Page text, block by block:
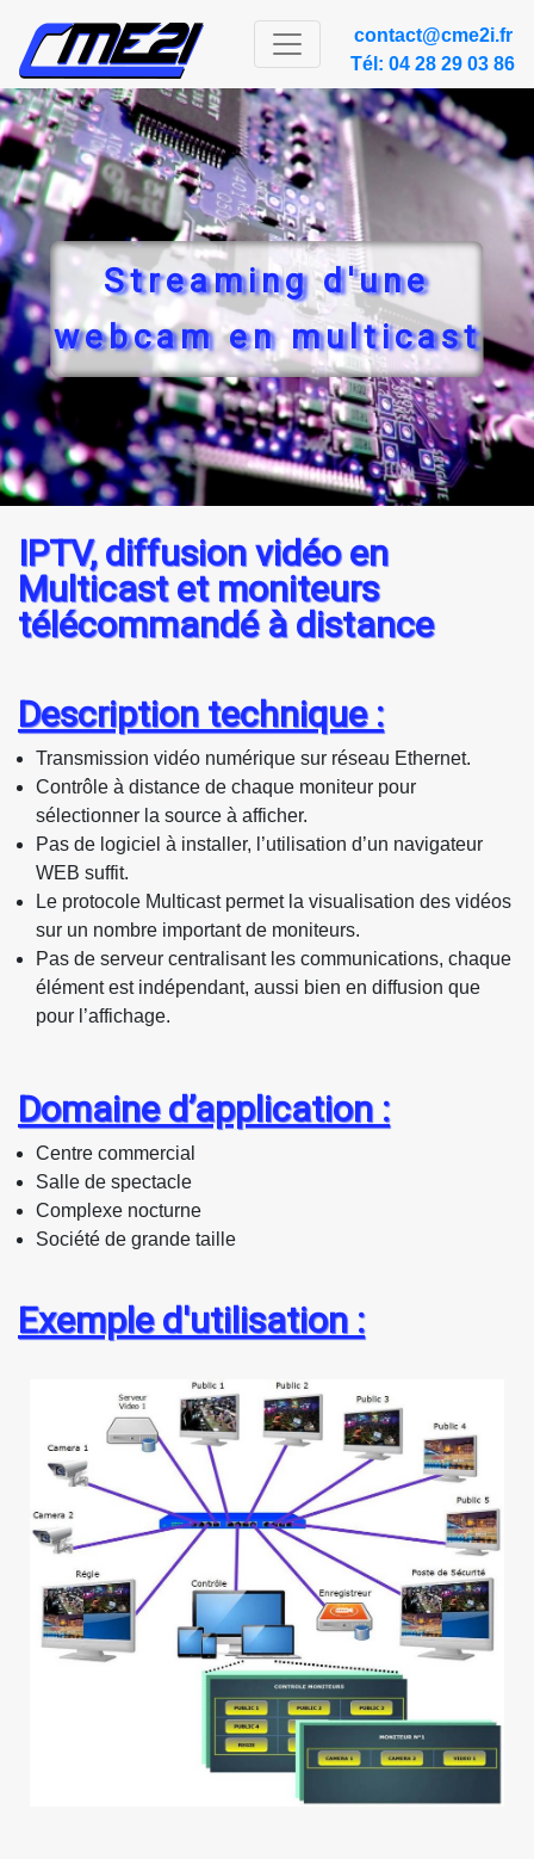
contact@cme2i.fr
Tél: 04 28 29 03 86
Streaming d'une
webcam en multicast
IPTV, diffusion vidéo en
Multicast et moniteurs
télécommandé à distance
Description technique :
Transmission vidéo numérique sur réseau Ethernet.
Contrôle à distance de chaque moniteur pour
sélectionner la source à afficher.
Pas de logiciel à installer, l’utilisation d’un navigateur
WEB suffit.
Le protocole Multicast permet la visualisation des vidéos
sur un nombre important de moniteurs.
Pas de serveur centralisant les communications, chaque
élément est indépendant, aussi bien en diffusion que
pour l’affichage.
Domaine d’application :
Centre commercial
Salle de spectacle
Complexe nocturne
Société de grande taille
Exemple d'utilisation :